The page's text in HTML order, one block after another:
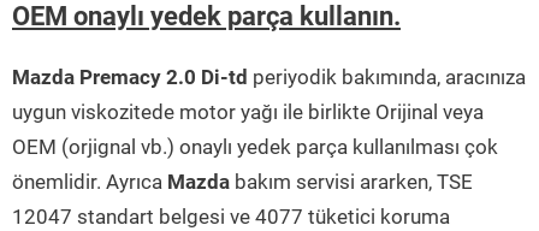
OEM onaylı yedek parça kullanın.
Mazda Premacy 2.0 Di-td periyodik bakımında, aracınıza
uygun viskozitede motor yağı ile birlikte Orijinal veya
OEM (orjignal vb.) onaylı yedek parça kullanılması çok
önemlidir. Ayrıca Mazda bakım servisi ararken, TSE
12047 standart belgesi ve 4077 tüketici koruma